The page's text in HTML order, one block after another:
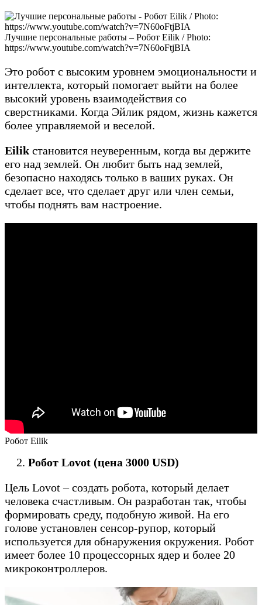
Лучшие персональные работы – Робот Eilik / Photo:
https://www.youtube.com/watch?v=7N60oFtjBIA
Это робот с высоким уровнем эмоциональности и
интеллекта, который помогает выйти на более
высокий уровень взаимодействия со
сверстниками. Когда Эйлик рядом, жизнь кажется
более управляемой и веселой.
Eilik становится неуверенным, когда вы держите
его над землей. Он любит быть над землей,
безопасно находясь только в ваших руках. Он
сделает все, что сделает друг или член семьи,
чтобы поднять вам настроение.
Робот Eilik
Робот Lovot (цена 3000 USD)
Цель Lovot – создать робота, который делает
человека счастливым. Он разработан так, чтобы
формировать среду, подобную живой. На его
голове установлен сенсор-рупор, который
используется для обнаружения окружения. Робот
имеет более 10 процессорных ядер и более 20
микроконтроллеров.